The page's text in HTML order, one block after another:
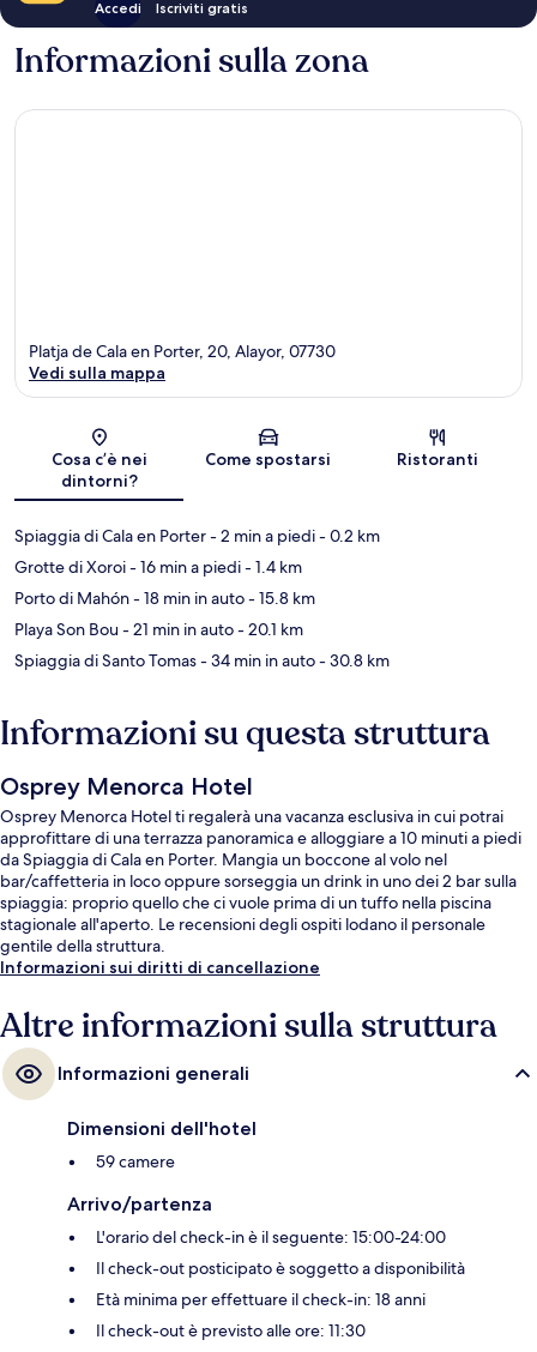
Accedi Iscriviti gratis
Informazioni sulla zona
Mappa
Platja de Cala en Porter, 20, Alayor, 07730
Vedi sulla mappa
Cosa c’è nei
dintorni?
Come spostarsi Ristoranti
Spiaggia di Cala en Porter- 2 min a piedi- 0.2 km
Grotte di Xoroi- 16 min a piedi- 1.4 km
Porto di Mahón- 18 min in auto- 15.8 km
Playa Son Bou- 21 min in auto- 20.1 km
Spiaggia di Santo Tomas- 34 min in auto- 30.8 km
Informazioni su questa struttura
Osprey Menorca Hotel
Osprey Menorca Hotel ti regalerà una vacanza esclusiva in cui potrai
approfittare di una terrazza panoramica e alloggiare a 10 minuti a piedi
da Spiaggia di Cala en Porter. Mangia un boccone al volo nel
bar/caffetteria in loco oppure sorseggia un drink in uno dei 2 bar sulla
spiaggia: proprio quello che ci vuole prima di un tuffo nella piscina
stagionale all'aperto. Le recensioni degli ospiti lodano il personale
gentile della struttura.
Informazioni sui diritti di cancellazione
Altre informazioni sulla struttura
Informazioni generali
Dimensioni dell'hotel
59 camere
Arrivo/partenza
L'orario del check-in è il seguente: 15:00-24:00
Il check-out posticipato è soggetto a disponibilità
Età minima per effettuare il check-in: 18 anni
Il check-out è previsto alle ore: 11:30